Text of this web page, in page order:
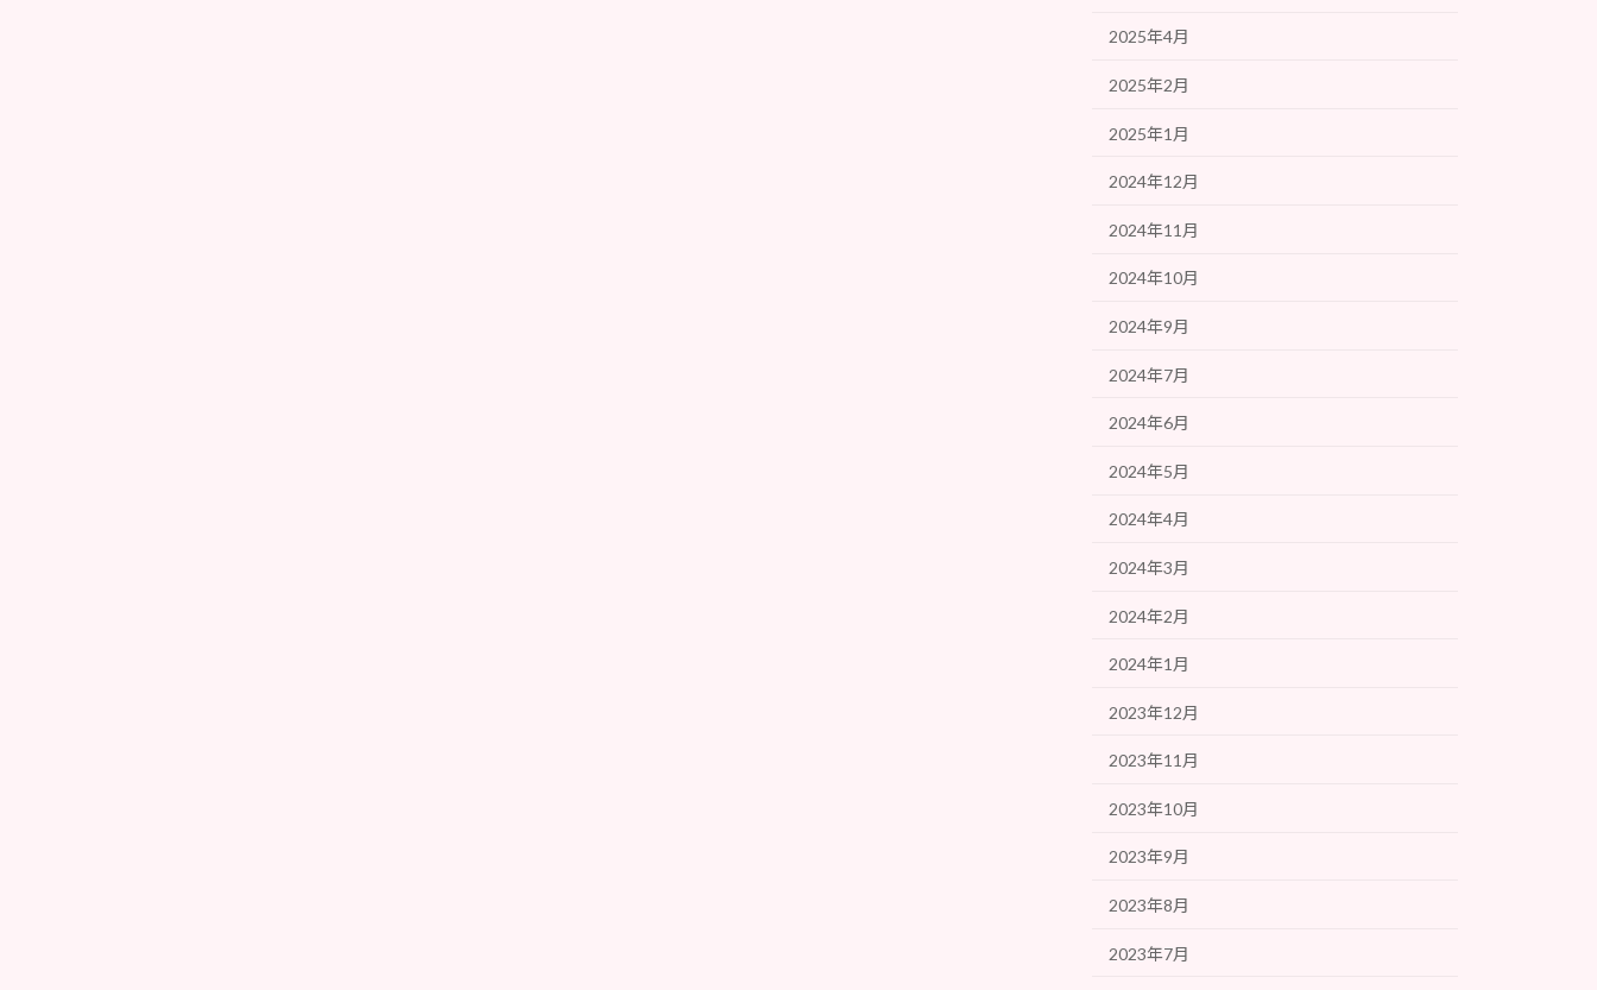
2025年4月
2025年2月
2025年1月
2024年12月
2024年11月
2024年10月
2024年9月
2024年7月
2024年6月
2024年5月
2024年4月
2024年3月
2024年2月
2024年1月
2023年12月
2023年11月
2023年10月
2023年9月
2023年8月
2023年7月